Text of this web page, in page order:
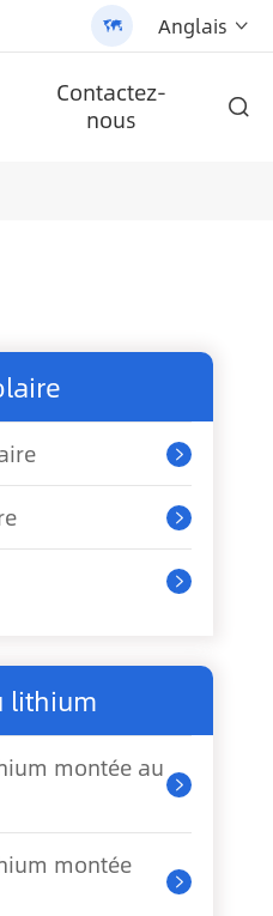
 Anglais 
Contactez-
nous




lithium
montée au

montée
